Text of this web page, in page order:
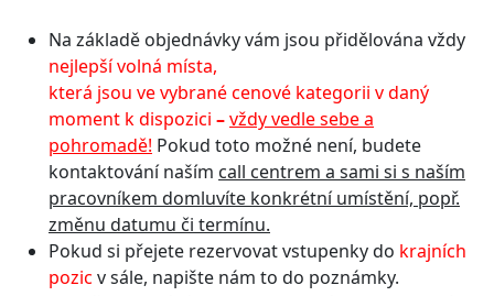
Na základě objednávky vám jsou přidělována vždy
nejlepší volná místa,
která jsou ve vybrané cenové kategorii v daný
moment k dispozici –vždy vedle sebe a
pohromadě! Pokud toto možné není, budete
kontaktování naším call centrem a sami si s naším
pracovníkem domluvíte konkrétní umístění, popř.
změnu datumu či termínu.
Pokud si přejete rezervovat vstupenky do krajních
pozic v sále, napište nám to do poznámky.